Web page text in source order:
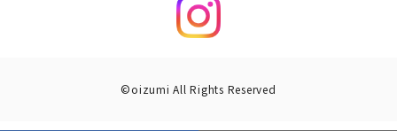
©oizumi All Rights Reserved